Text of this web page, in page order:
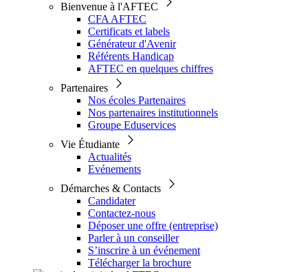
Bienvenue à l'AFTEC
CFA AFTEC
Certificats et labels
Générateur d'Avenir
Référents Handicap
AFTEC en quelques chiffres
Partenaires
Nos écoles Partenaires
Nos partenaires institutionnels
Groupe Eduservices
Vie Étudiante
Actualités
Evénements
Démarches & Contacts
Candidater
Contactez-nous
Déposer une offre (entreprise)
Parler à un conseiller
S’inscrire à un événement
Télécharger la brochure